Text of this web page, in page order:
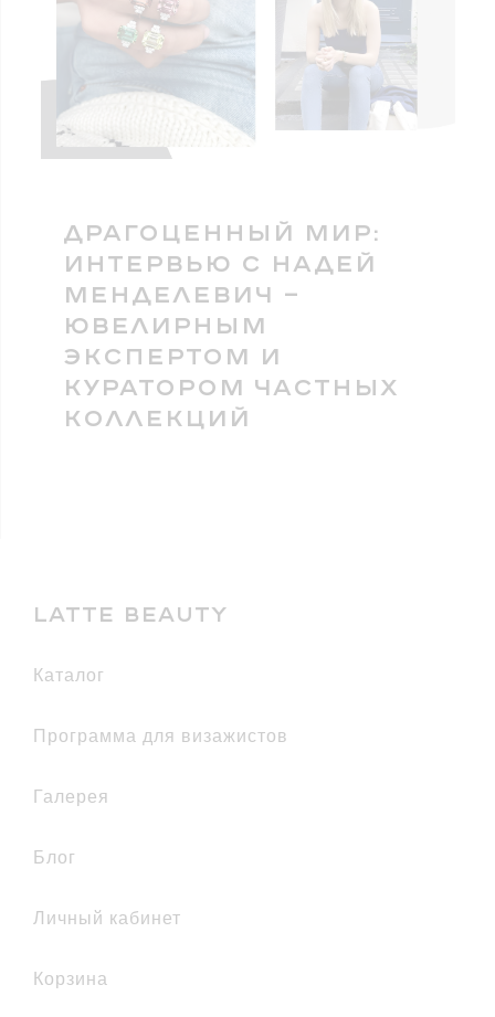
ДРАГОЦЕННЫЙ МИР:
ИНТЕРВЬЮ С НАДЕЙ
МЕНДЕЛЕВИЧ —
ЮВЕЛИРНЫМ
ЭКСПЕРТОМ И
КУРАТОРОМ ЧАСТНЫХ
КОЛЛЕКЦИЙ
LATTE BEAUTY
каталог
Программа для визажистов
галерея
Блог
Личный кабинет
Корзина